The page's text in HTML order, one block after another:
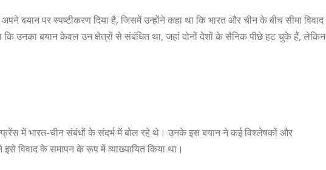
बयान पर स्पष्टीकरण दिया है, जिसमें उन्होंने कहा था कि भारत और चीन के बीच सीमा विवाद
उनका बयान केवल उन क्षेत्रों से संबंधित था, जहां दोनों देशों के सैनिक पीछे हट चुके हैं, लेकिन
में भारत-चीन संबंधों के संदर्भ में बोल रहे थे। उनके इस बयान ने कई विश्लेषकों और
इसे विवाद के समापन के रूप में व्याख्यायित किया था।